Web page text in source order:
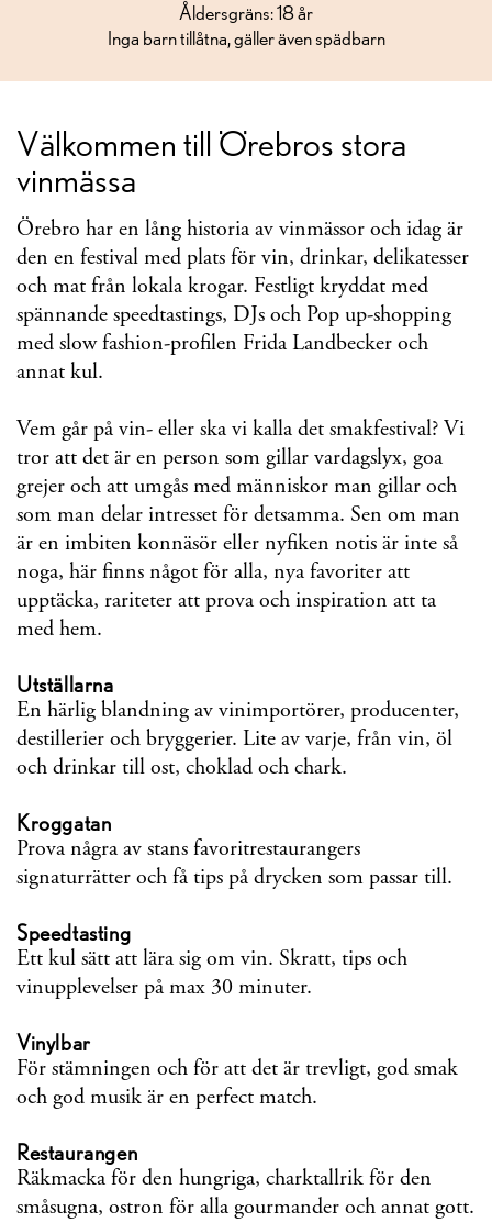
Välkommen till Örebros stora
vinmässa
Örebro har en lång historia av vinmässor och idag är
den en festival med plats för vin, drinkar, delikatesser
och mat från lokala krogar. Festligt kryddat med
spännande speedtastings, DJs och Pop up-shopping
med slow fashion-profilen Frida Landbecker och
annat kul.
Vem går på vin- eller ska vi kalla det smakfestival? Vi
tror att det är en person som gillar vardagslyx, goa
grejer och att umgås med människor man gillar och
som man delar intresset för detsamma. Sen om man
är en imbiten konnäsör eller nyfiken notis är inte så
noga, här finns något för alla, nya favoriter att
upptäcka, rariteter att prova och inspiration att ta
med hem.
Utställarna
En härlig blandning av vinimportörer, producenter,
destillerier och bryggerier. Lite av varje, från vin, öl
och drinkar till ost, choklad och chark.
Kroggatan
Prova några av stans favoritrestaurangers
signaturrätter och få tips på drycken som passar till.
Speedtasting
Ett kul sätt att lära sig om vin. Skratt, tips och
vinupplevelser på max 30 minuter.
Vinylbar
För stämningen och för att det är trevligt, god smak
och god musik är en perfect match.
Restaurangen
Räkmacka för den hungriga, charktallrik för den
småsugna, ostron för alla gourmander och annat gott.
Åldersgräns: 18 år
Inga barn tillåtna, gäller även spädbarn